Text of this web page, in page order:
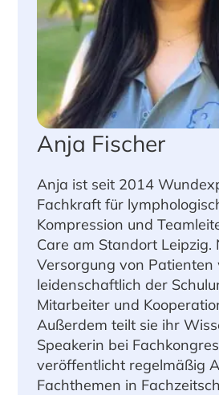
Anja Fischer
Anja ist seit 2014
Fachkraft für
Kompression und
Care am Standort Leipzig.
Versorgung von Patienten
leidenschaftlich der
Mitarbeiter und
Außerdem teilt sie ihr
Speakerin bei
veröffentlicht regelmäßig
Fachthemen in